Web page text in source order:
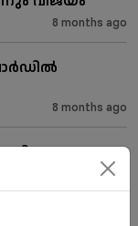
8 months ago
8 months ago
; ഒന്നാം
എൻ പി